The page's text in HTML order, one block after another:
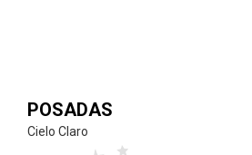
POSADAS
Cielo Claro